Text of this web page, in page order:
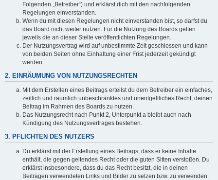
Folgenden „Betreiber“) und erklärst dich mit den nachfolgenden
Regelungen einverstanden.
Wenn du mit diesen Regelungen nicht einverstanden bist, so darfst du
das Board nicht weiter nutzen. Für die Nutzung des Boards gelten
jeweils die an dieser Stelle veröffentlichten Regelungen.
Der Nutzungsvertrag wird auf unbestimmte Zeit geschlossen und kann
von beiden Seiten ohne Einhaltung einer Frist jederzeit gekündigt
werden.
2. EINRÄUMUNG VON NUTZUNGSRECHTEN
Mit dem Erstellen eines Beitrags erteilst du dem Betreiber ein einfaches,
zeitlich und räumlich unbeschränktes und unentgeltliches Recht, deinen
Beitrag im Rahmen des Boards zu nutzen.
Das Nutzungsrecht nach Punkt 2, Unterpunkt a bleibt auch nach
Kündigung des Nutzungsvertrages bestehen.
3. PFLICHTEN DES NUTZERS
Du erklärst mit der Erstellung eines Beitrags, dass er keine Inhalte
enthält, die gegen geltendes Recht oder die guten Sitten verstoßen. Du
erklärst insbesondere, dass du das Recht besitzt, die in deinen
Beiträgen verwendeten Links und Bilder zu setzen bzw. zu verwenden.